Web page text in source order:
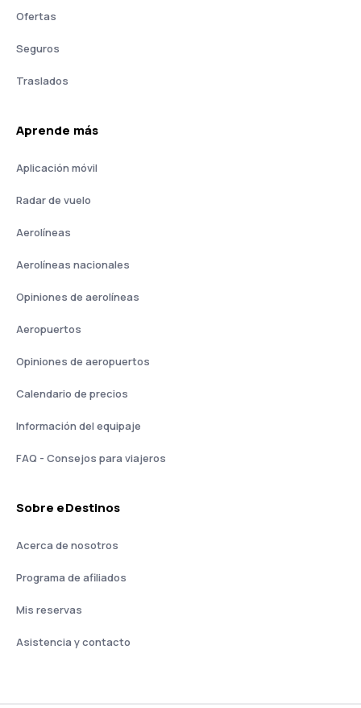
Ofertas
Seguros
Traslados
Aprende más
Aplicación móvil
Radar de vuelo
Aerolíneas
Aerolíneas nacionales
Opiniones de aerolíneas
Aeropuertos
Opiniones de aeropuertos
Calendario de precios
Información del equipaje
FAQ - Consejos para viajeros
Sobre eDestinos
Acerca de nosotros
Programa de afiliados
Mis reservas
Asistencia y contacto